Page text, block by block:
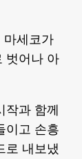
마세코가
벗어나 아
과 함께
이고 손흥
로 내보냈